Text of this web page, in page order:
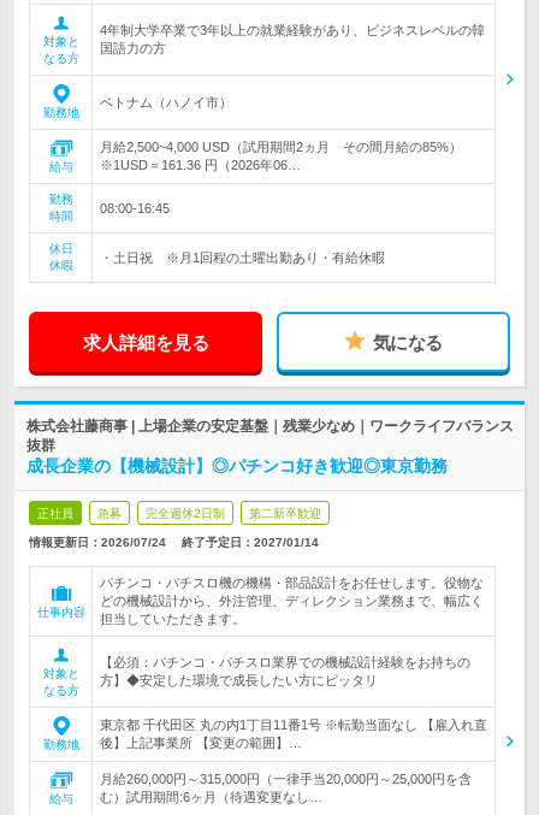
対象と
なる方
4年制大学卒業で3年以上の就業経験があり、ビジネスレベルの韓
国語力の方
勤務地
ベトナム（ハノイ市）
給与
月給2,500~4,000 USD（試用期間2ヵ月 その間月給の85%）
※1USD＝161.36 円（2026年06…
勤務
時間
08:00-16:45
休日
休暇
・土日祝 ※月1回程の土曜出勤あり・有給休暇
求人詳細を見る 気になる
株式会社藤商事 | 上場企業の安定基盤｜残業少なめ｜ワークライフバランス
抜群
成長企業の【機械設計】◎パチンコ好き歓迎◎東京勤務
正社員 急募 完全週休2日制 第二新卒歓迎
情報更新日：2026/07/24 終了予定日： 2027/01/14
仕事内容
パチンコ・パチスロ機の機構・部品設計をお任せします。役物な
どの機械設計から、外注管理、ディレクション業務まで、幅広く
担当していただきます。
対象と
なる方
【必須：パチンコ・パチスロ業界での機械設計経験をお持ちの
方】◆安定した環境で成長したい方にピッタリ
勤務地
東京都 千代田区 丸の内1丁目11番1号 ※転勤当面なし 【雇入れ直
後】上記事業所 【変更の範囲】…
給与
月給260,000円～315,000円（一律手当20,000円～25,000円を含
む）試用期間:6ヶ月（待遇変更なし…